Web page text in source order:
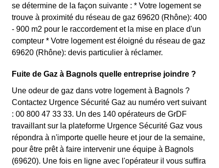
se détermine de la façon suivante : * Votre logement se
trouve à proximité du réseau de gaz 69620 (Rhône): 400
- 900 m2 pour le raccordement et la mise en place d'un
compteur * Votre logement est éloigné du réseau de gaz
69620 (Rhône): devis particulier à réclamer.
Fuite de Gaz à Bagnols quelle entreprise joindre ?
Une odeur de gaz dans votre logement à Bagnols ?
Contactez Urgence Sécurité Gaz au numéro vert suivant
: 00 800 47 33 33. Un des 140 opérateurs de GrDF
travaillant sur la plateforme Urgence Sécurité Gaz vous
répondra à n'importe quelle heure et jour de la semaine,
pour être prêt à faire intervenir une équipe à Bagnols
(69620). Une fois en ligne avec l'opérateur il vous suffira